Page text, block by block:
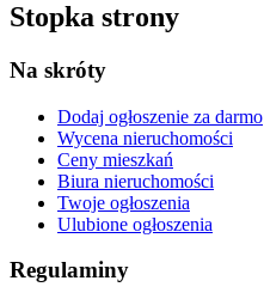
Stopka strony
Na skróty
Dodaj ogłoszenie za darmo
Wycena nieruchomości
Ceny mieszkań
Biura nieruchomości
Twoje ogłoszenia
Ulubione ogłoszenia
Regulaminy